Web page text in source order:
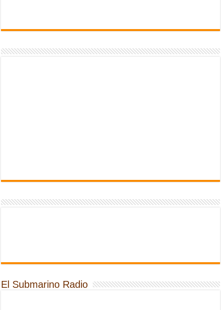
El Submarino Radio